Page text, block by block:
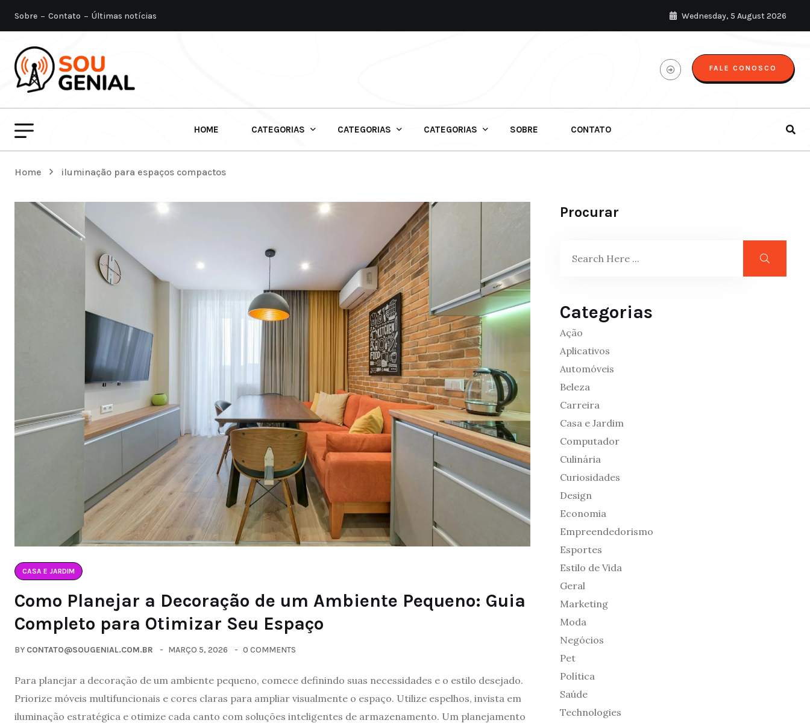
Sobre Contato Últimas notícias Wednesday, 5 August 2026
FALE CONOSCO
HOME CATEGORIAS CATEGORIAS CATEGORIAS SOBRE CONTATO
Home iluminação para espaços compactos
CASA E JARDIM
Como Planejar a Decoração de um Ambiente Pequeno: Guia
Completo para Otimizar Seu Espaço
BY CONTATO@SOUGENIAL.COM.BR MARÇO 5, 2026 0 COMMENTS
Para planejar a decoração de um ambiente pequeno, comece definindo suas necessidades e o estilo desejado.
Priorize móveis multifuncionais e cores claras para ampliar visualmente o espaço. Utilize espelhos, invista em
iluminação estratégica e otimize cada canto com soluções inteligentes de armazenamento. Um planejamento
Procurar
Categorias
Ação
Aplicativos
Automóveis
Beleza
Carreira
Casa e Jardim
Computador
Culinária
Curiosidades
Design
Economia
Empreendedorismo
Esportes
Estilo de Vida
Geral
Marketing
Moda
Negócios
Pet
Política
Saúde
Technologies